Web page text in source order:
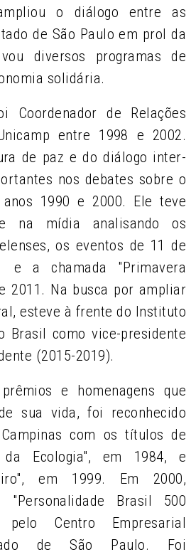
o diálogo entre as
de São Paulo em prol da
diversos programas de
solidária.
Coordenador de Relações
entre 1998 e 2002.
de paz e do diálogo inter-
nos debates sobre o
1990 e 2000. Ele teve
na mídia analisando os
os eventos de 11 de
e a chamada "Primavera
2011. Na busca por ampliar
esteve à frente do Instituto
Brasil como vice-presidente
(2015-2019).
e homenagens que
sua vida, foi reconhecido
com os títulos de
da Ecologia", em 1984, e
em 1999. Em 2000,
Brasil 500
pelo Centro Empresarial
de São Paulo. Foi